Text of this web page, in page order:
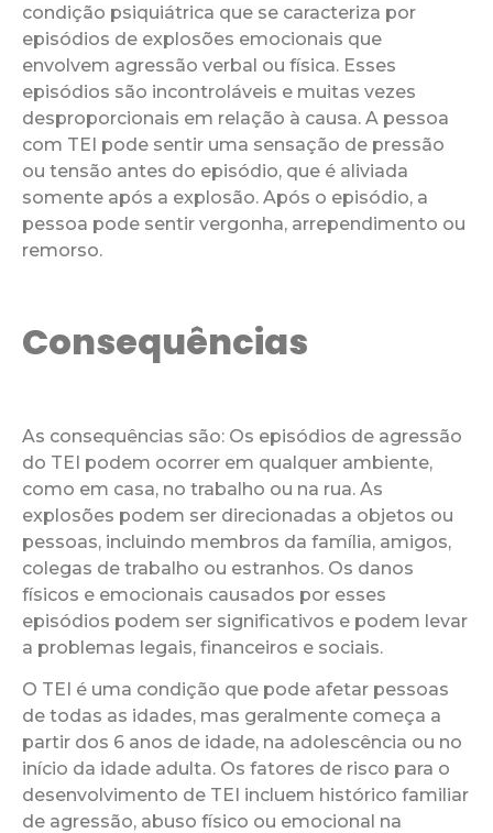
condição psiquiátrica que se caracteriza por
episódios de explosões emocionais que
envolvem agressão verbal ou física. Esses
episódios são incontroláveis e muitas vezes
desproporcionais em relação à causa. A pessoa
com TEI pode sentir uma sensação de pressão
ou tensão antes do episódio, que é aliviada
somente após a explosão. Após o episódio, a
pessoa pode sentir vergonha, arrependimento ou
remorso.
Consequências
As consequências são: Os episódios de agressão
do TEI podem ocorrer em qualquer ambiente,
como em casa, no trabalho ou na rua. As
explosões podem ser direcionadas a objetos ou
pessoas, incluindo membros da família, amigos,
colegas de trabalho ou estranhos. Os danos
físicos e emocionais causados por esses
episódios podem ser significativos e podem levar
a problemas legais, financeiros e sociais.
O TEI é uma condição que pode afetar pessoas
de todas as idades, mas geralmente começa a
partir dos 6 anos de idade, na adolescência ou no
início da idade adulta. Os fatores de risco para o
desenvolvimento de TEI incluem histórico familiar
de agressão, abuso físico ou emocional na